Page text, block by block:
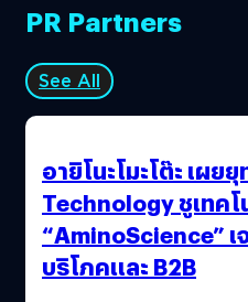
PR Partners
See All
อายิโนะโมะโต๊ะ เผย
Technology ชูเทคโ
“AminoScience” เ
บริโภคและ B2B